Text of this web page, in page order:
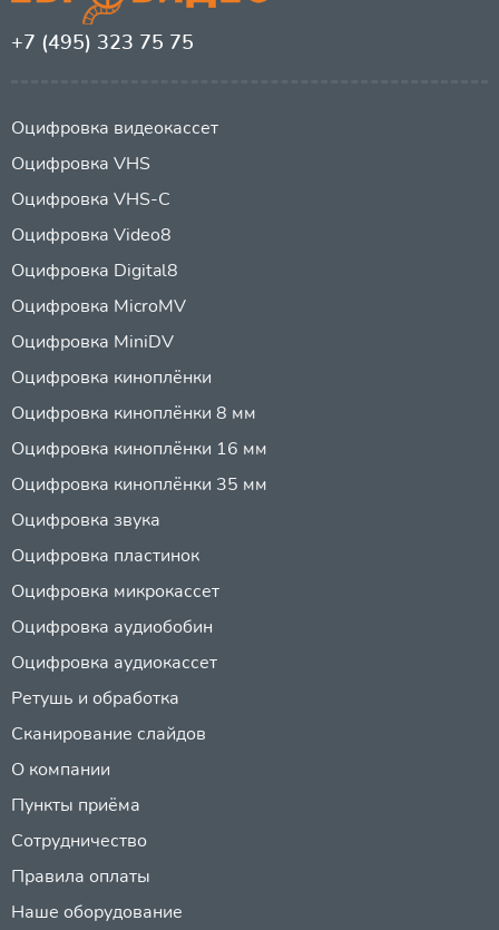
+7 (495) 323 75 75
Оцифровка видеокассет
Оцифровка VHS
Оцифровка VHS-C
Оцифровка Video8
Оцифровка Digital8
Оцифровка MicroMV
Оцифровка MiniDV
Оцифровка киноплёнки
Оцифровка киноплёнки 8 мм
Оцифровка киноплёнки 16 мм
Оцифровка киноплёнки 35 мм
Оцифровка звука
Оцифровка пластинок
Оцифровка микрокассет
Оцифровка аудиобобин
Оцифровка аудиокассет
Ретушь и обработка
Сканирование слайдов
О компании
Пункты приёма
Сотрудничество
Правила оплаты
Наше оборудование